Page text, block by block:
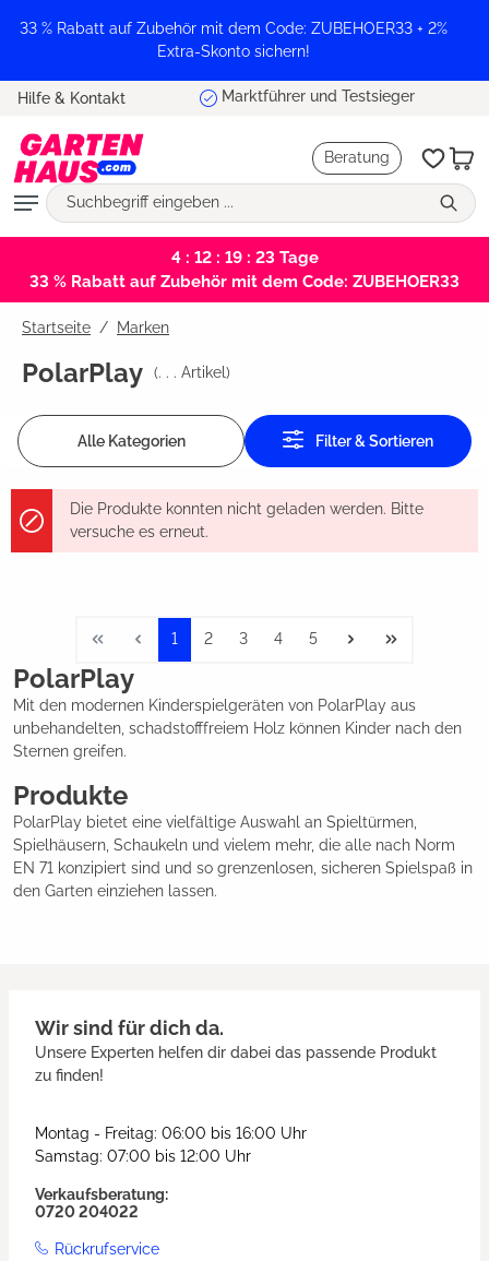
springen
33 % Rabatt auf Zubehör mit dem Code: ZUBEHOER33 + 2%
Extra-Skonto sichern!
Hilfe & Kontakt Marktführer und Testsieger
Beratung
4 : 12 : 19 : 23 Tage
33 % Rabatt auf Zubehör mit dem Code: ZUBEHOER33
Startseite Marken
PolarPlay (. . . Artikel)
Alle Kategorien Filter & Sortieren
Die Produkte konnten nicht geladen werden. Bitte
versuche es erneut.
1 2 3 4 5
PolarPlay
Mit den modernen Kinderspielgeräten von PolarPlay aus
unbehandelten, schadstofffreiem Holz können Kinder nach den
Sternen greifen.
Produkte
PolarPlay bietet eine vielfältige Auswahl an Spieltürmen,
Spielhäusern, Schaukeln und vielem mehr, die alle nach Norm
EN 71 konzipiert sind und so grenzenlosen, sicheren Spielspaß in
den Garten einziehen lassen.
Wir sind für dich da.
Unsere Experten helfen dir dabei das passende Produkt
zu finden!
Montag - Freitag: 06:00 bis 16:00 Uhr
Samstag: 07:00 bis 12:00 Uhr
Verkaufsberatung:
0720 204022
Rückrufservice